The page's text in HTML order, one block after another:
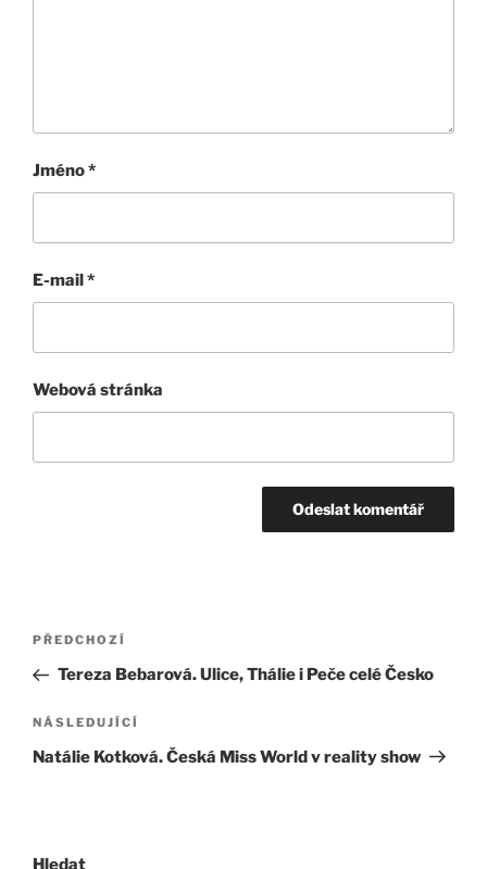
Jméno*
E-mail*
Webová stránka
Navigace
příspěvek
Předchozí
příspěvek
PŘEDCHOZÍ
Tereza Bebarová. Ulice, Thálie i Peče celé Česko
Následující
příspěvek
NÁSLEDUJÍCÍ
Natálie Kotková. Česká Miss World v reality show
Hledat